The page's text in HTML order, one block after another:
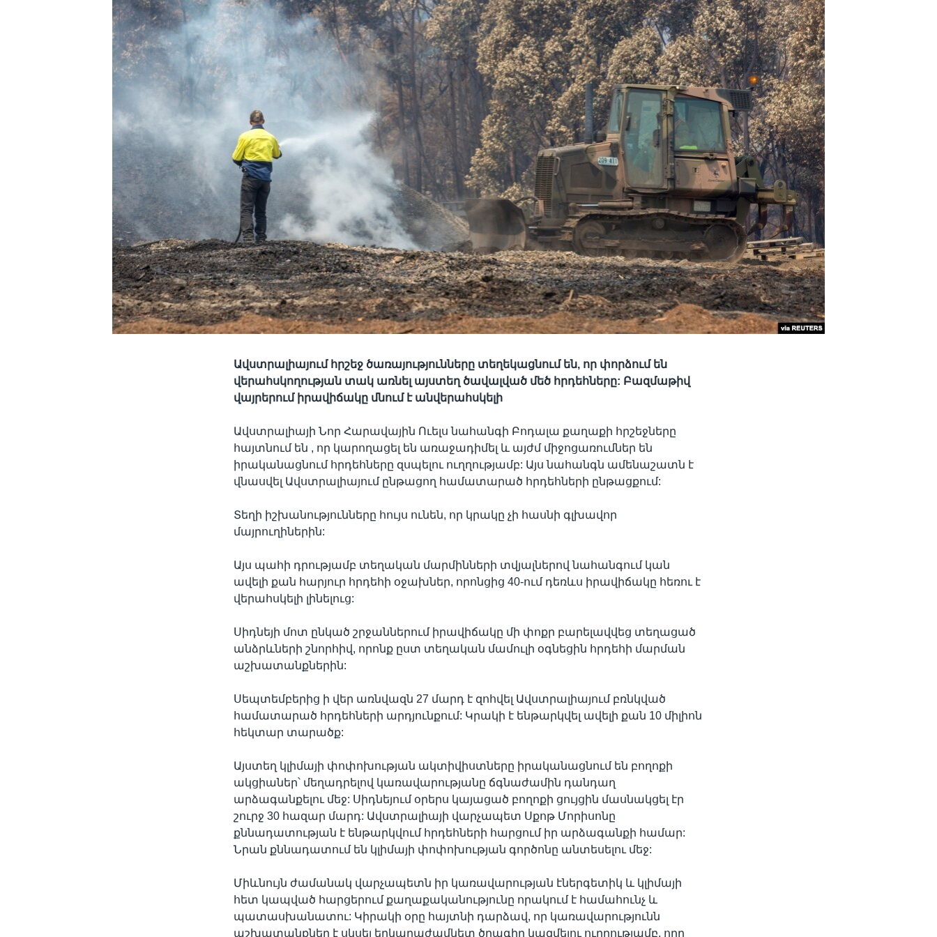
Ավստրալիայում հրշեջ ծառայությունները տեղեկացնում են, որ փորձում են
վերահսկողության տակ առնել այստեղ ծավալված մեծ հրդեհները: Բազմաթիվ
վայրերում իրավիճակը մնում է անվերահսկելի
Ավստրալիայի Նոր Հարավային Ուելս նահանգի Բոդալա քաղաքի հրշեջները
հայտնում են , որ կարողացել են առաջադիմել և այժմ միջոցառումներ են
իրականացնում հրդեհները զսպելու ուղղությամբ: Այս նահանգն ամենաշատն է
վնասվել Ավստրալիայում ընթացող համատարած հրդեհների ընթացքում:
Տեղի իշխանությունները հույս ունեն, որ կրակը չի հասնի գլխավոր
մայրուղիներին:
Այս պահի դրությամբ տեղական մարմինների տվյալներով նահանգում կան
ավելի քան հարյուր հրդեհի օջախներ, որոնցից 40-ում դեռևս իրավիճակը հեռու է
վերահսկելի լինելուց:
Սիդնեյի մոտ ընկած շրջաններում իրավիճակը մի փոքր բարելավվեց տեղացած
անձրևների շնորհիվ, որոնք ըստ տեղական մամուլի օգնեցին հրդեհի մարման
աշխատանքներին:
Սեպտեմբերից ի վեր առնվազն 27 մարդ է զոհվել Ավստրալիայում բռնկված
համատարած հրդեհների արդյունքում: Կրակի է ենթարկվել ավելի քան 10 միլիոն
հեկտար տարածք:
Այստեղ կլիմայի փոփոխության ակտիվիստները իրականացնում են բողոքի
ակցիաներ՝ մեղադրելով կառավարությանը ճգնաժամին դանդաղ
արձագանքելու մեջ: Սիդնեյում օրերս կայացած բողոքի ցույցին մասնակցել էր
շուրջ 30 հազար մարդ: Ավստրալիայի վարչապետ Սքոթ Մորիսոնը
քննադատության է ենթարկվում հրդեհների հարցում իր արձագանքի համար:
Նրան քննադատում են կլիմայի փոփոխության գործոնը անտեսելու մեջ:
Միևնույն ժամանակ վարչապետն իր կառավարության էներգետիկ և կլիմայի
հետ կապված հարցերում քաղաքականությունը որակում է համահունչ և
պատասխանատու: Կիրակի օրը հայտնի դարձավ, որ կառավարությունն
աշխատանքներ է սկսել երկարաժամկետ ծրագիր կազմելու ուղղությամբ, որը